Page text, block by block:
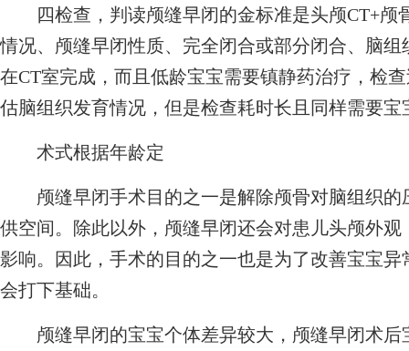
四检查，判读颅缝早闭的金标准是头颅CT+颅
情况、颅缝早闭性质、完全闭合或部分闭合、脑
在CT室完成，而且低龄宝宝需要镇静药治疗，检
估脑组织发育情况，但是检查耗时长且同样需要宝
术式根据年龄定
颅缝早闭手术目的之一是解除颅骨对脑组织的
供空间。除此以外，颅缝早闭还会对患儿头颅外
影响。因此，手术的目的之一也是为了改善宝宝
会打下基础。
颅缝早闭的宝宝个体差异较大，颅缝早闭术后